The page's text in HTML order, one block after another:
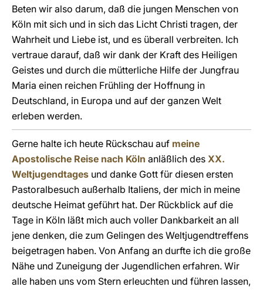
Beten wir also darum, daß die jungen Menschen von
Köln mit sich und in sich das Licht Christi tragen, der
Wahrheit und Liebe ist, und es überall verbreiten. Ich
vertraue darauf, daß wir dank der Kraft des Heiligen
Geistes und durch die mütterliche Hilfe der Jungfrau
Maria einen reichen Frühling der Hoffnung in
Deutschland, in Europa und auf der ganzen Welt
erleben werden.
Gerne halte ich heute Rückschau auf meine
Apostolische Reise nach Köln anläßlich des XX.
Weltjugendtages und danke Gott für diesen ersten
Pastoralbesuch außerhalb Italiens, der mich in meine
deutsche Heimat geführt hat. Der Rückblick auf die
Tage in Köln läßt mich auch voller Dankbarkeit an all
jene denken, die zum Gelingen des Weltjugendtreffens
beigetragen haben. Von Anfang an durfte ich die große
Nähe und Zuneigung der Jugendlichen erfahren. Wir
alle haben uns vom Stern erleuchten und führen lassen,